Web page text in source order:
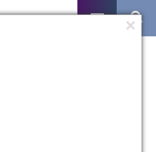
convida para